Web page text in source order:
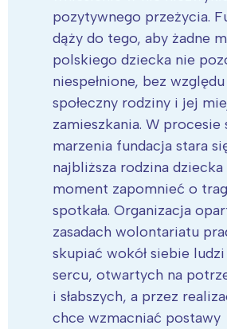
pozytywnego przeżycia.
dąży do tego, aby żadne
polskiego dziecka nie
niespełnione, bez
społeczny rodziny i jej
zamieszkania. W procesie
marzenia fundacja stara
najbliższa rodzina dziecka
moment zapomnieć o
spotkała. Organizacja
zasadach wolontariatu
skupiać wokół siebie
sercu, otwartych na
i słabszych, a przez
chce wzmacniać postawy